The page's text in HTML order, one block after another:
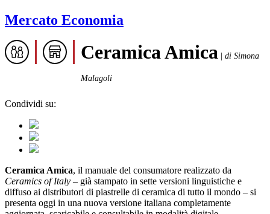
Mercato Economia
Ceramica Amica di Simona
Malagoli
Condividi su:
Ceramica Amica, il manuale del consumatore realizzato da
Ceramics of Italy – già stampato in sette versioni linguistiche e
diffuso ai distributori di piastrelle di ceramica di tutto il mondo – si
presenta oggi in una nuova versione italiana completamente